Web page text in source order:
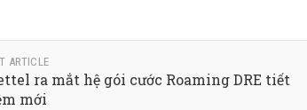
ARTICLE
ra mắt hệ gói cước Roaming DRE tiết
mới